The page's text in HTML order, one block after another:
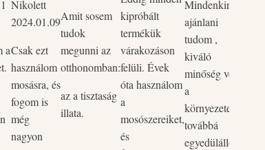
a
Nikolett
2024.01.09
Csak ezt
használom
mosásra, és
fogom is
még
nagyon
Amit sosem
tudok
megunni az
otthonomban:
az a tisztaság
illata.
kipróbált
termékük
várakozáson
felüli. Évek
óta használom
a
mosószereiket,
és
Mindenkinek
ajánlani
tudom ,
kiváló
minőség védi
a
környezetet,
továbbá
egyedülálló,